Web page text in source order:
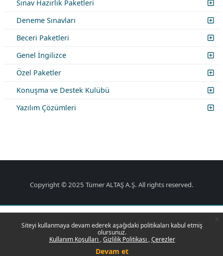
Siteyi kullanmaya devam ederek aşağıdaki politikaları kabul etmiş
olursunuz.
Kullanım Koşulları Gizlilik Politikası Çerezler
Devam et
Sınav Hazırlık Paketleri
Deneme Sınavları
Beceri Paketleri
Genel İngilizce
Özel Paketler
Konuşma ve Destek Kulübü
Yazılım Çözümleri
Copyright © 2025 Tümer ALTAŞ A.Ş. All rights reserved.